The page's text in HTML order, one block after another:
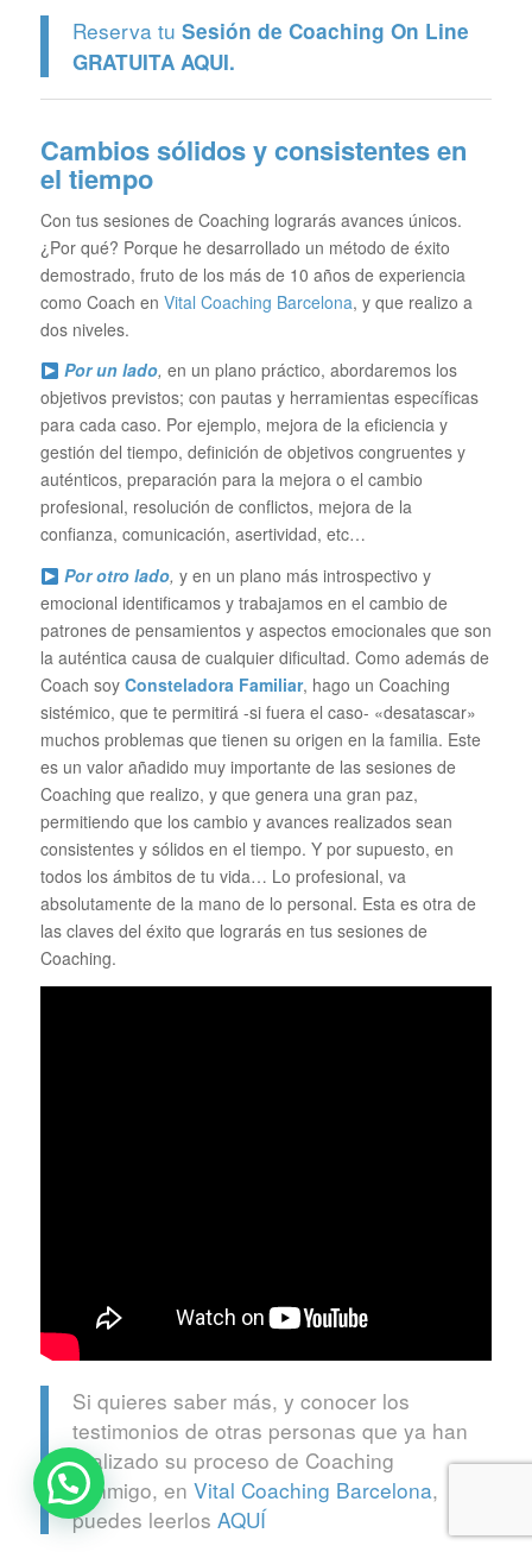
Reserva tu Sesión de Coaching On Line
GRATUITA AQUI.
Cambios sólidos y consistentes en
el tiempo
Con tus sesiones de Coaching lograrás avances únicos.
¿Por qué? Porque he desarrollado un método de éxito
demostrado, fruto de los más de 10 años de experiencia
como Coach en Vital Coaching Barcelona, y que realizo a
dos niveles.
Por un lado, en un plano práctico, abordaremos los
objetivos previstos; con pautas y herramientas específicas
para cada caso. Por ejemplo, mejora de la eficiencia y
gestión del tiempo, definición de objetivos congruentes y
auténticos, preparación para la mejora o el cambio
profesional, resolución de conflictos, mejora de la
confianza, comunicación, asertividad, etc…
Por otro lado, y en un plano más introspectivo y
emocional identificamos y trabajamos en el cambio de
patrones de pensamientos y aspectos emocionales que son
la auténtica causa de cualquier dificultad. Como además de
Coach soy Consteladora Familiar, hago un Coaching
sistémico, que te permitirá -si fuera el caso- «desatascar»
muchos problemas que tienen su origen en la familia. Este
es un valor añadido muy importante de las sesiones de
Coaching que realizo, y que genera una gran paz,
permitiendo que los cambio y avances realizados sean
consistentes y sólidos en el tiempo. Y por supuesto, en
todos los ámbitos de tu vida… Lo profesional, va
absolutamente de la mano de lo personal. Esta es otra de
las claves del éxito que lograrás en tus sesiones de
Coaching.
Si quieres saber más, y conocer los
testimonios de otras personas que ya han
realizado su proceso de Coaching
conmigo, en Vital Coaching Barcelona,
puedes leerlos AQUÍ